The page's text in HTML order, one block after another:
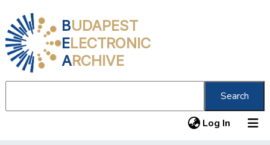
BUDAPEST
ELECTRONIC
ARCHIVE
Search
Log In (current)